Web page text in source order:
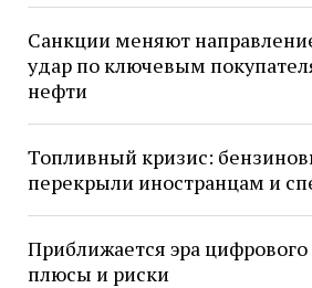
Санкции меняют
удар по ключевым
нефти
Топливный кризис:
перекрыли иностранцам и
Приближается эра
плюсы и риски